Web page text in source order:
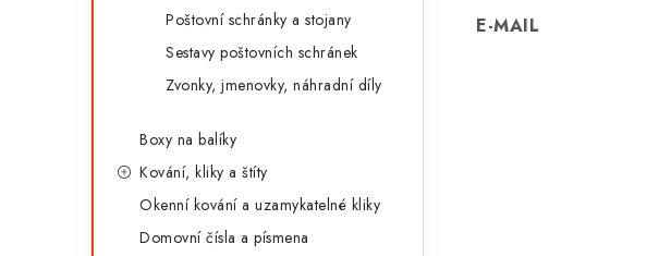
Poštovní schránky a stojany
Sestavy poštovních schránek
Zvonky, jmenovky, náhradní díly
Boxy na balíky
Kování, kliky a štíty
Okenní kování a uzamykatelné kliky
Domovní čísla a písmena
E-MAIL